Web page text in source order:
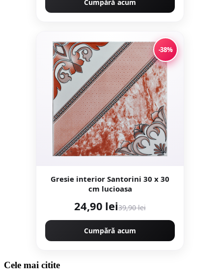
Cumpără acum
-38%
Gresie interior Santorini 30 x 30
cm lucioasa
24,90 lei39,90 lei
Cumpără acum
Cele mai citite